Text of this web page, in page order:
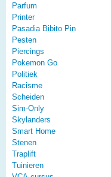
Parfum
Printer
Pasadia Bibito Pin
Pesten
Piercings
Pokemon Go
Politiek
Racisme
Scheiden
Sim-Only
Skylanders
Smart Home
Stenen
Traplift
Tuinieren